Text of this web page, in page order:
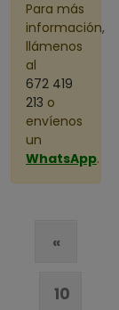
Para más
información,
llámenos
al
672 419
213 o
envíenos
un
WhatsApp.
«
10